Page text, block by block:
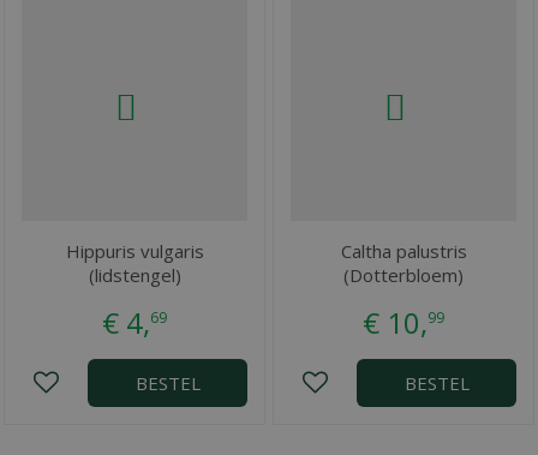
Hippuris vulgaris
(lidstengel)
€ 4,69
BESTEL
Caltha palustris
(Dotterbloem)
€ 10,99
BESTEL